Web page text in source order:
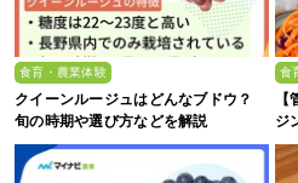
食育・農業体験
クイーンルージュはどんなブドウ？
旬の時期や選び方などを解説
食
ジ